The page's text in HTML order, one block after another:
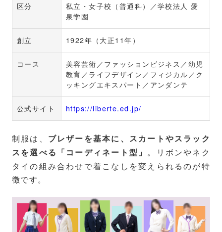
区分
私立・女子校（普通科）／学校法人 愛
泉学園
創立 1922年（大正11年）
コース
美容芸術／ファッションビジネス／幼児
教育／ライフデザイン／フィジカル／ク
ッキングエキスパート／アンダンテ
公式サイト https://liberte.ed.jp/
制服は、 ブレザーを基本に、スカートやスラック
スを選べる「コーディネート型」 。リボンやネク
タイの組み合わせで着こなしを変えられるのが特
徴です。